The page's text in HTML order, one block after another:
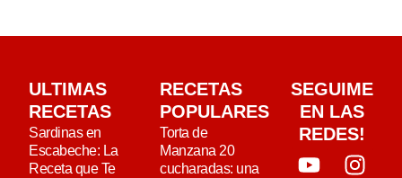
ULTIMAS
RECETAS
Sardinas en
Escabeche: La
Receta que Te
RECETAS
POPULARES
Torta de
Manzana 20
cucharadas: una
SEGUIME
EN LAS
REDES!